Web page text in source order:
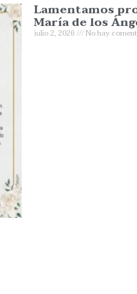
Lamentamos
María de los
julio 2, 2026 No hay